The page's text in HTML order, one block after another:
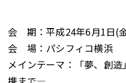
会 期：平成24年6月1日(
会 場：パシフィコ横浜
メインテーマ：「夢、創